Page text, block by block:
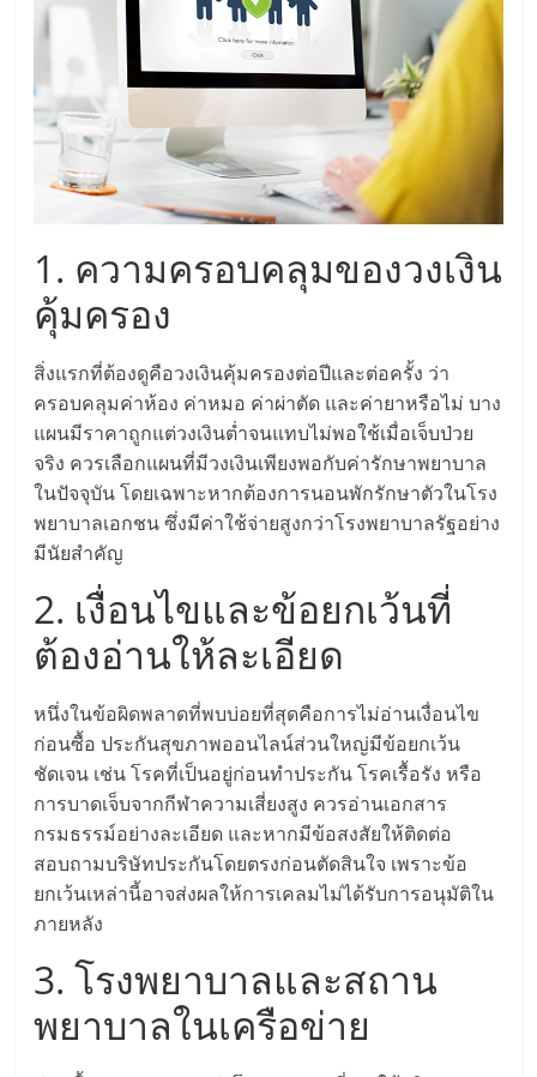
ไชส์,
ที่
ปรึกษา
แฟ
รน
ไชส์,
รวม
แฟ
รน
ไชส์
ขาย
แฟ
รน
ไชส์
แฟ
รน
1. ความครอบคลุมของวงเงิน
คุ้มครอง
สิ่งแรกที่ต้องดูคือวงเงินคุ้มครองต่อปีและต่อครั้ง ว่า
ครอบคลุมค่าห้อง ค่าหมอ ค่าผ่าตัด และค่ายาหรือไม่ บาง
แผนมีราคาถูกแต่วงเงินต่ำจนแทบไม่พอใช้เมื่อเจ็บป่วย
จริง ควรเลือกแผนที่มีวงเงินเพียงพอกับค่ารักษาพยาบาล
ในปัจจุบัน โดยเฉพาะหากต้องการนอนพักรักษาตัวในโรง
พยาบาลเอกชน ซึ่งมีค่าใช้จ่ายสูงกว่าโรงพยาบาลรัฐอย่าง
มีนัยสำคัญ
2. เงื่อนไขและข้อยกเว้นที่
ต้องอ่านให้ละเอียด
หนึ่งในข้อผิดพลาดที่พบบ่อยที่สุดคือการไม่อ่านเงื่อนไข
ก่อนซื้อ ประกันสุขภาพออนไลน์ส่วนใหญ่มีข้อยกเว้น
ชัดเจน เช่น โรคที่เป็นอยู่ก่อนทำประกัน โรคเรื้อรัง หรือ
การบาดเจ็บจากกีฬาความเสี่ยงสูง ควรอ่านเอกสาร
กรมธรรม์อย่างละเอียด และหากมีข้อสงสัยให้ติดต่อ
สอบถามบริษัทประกันโดยตรงก่อนตัดสินใจ เพราะข้อ
ยกเว้นเหล่านี้อาจส่งผลให้การเคลมไม่ได้รับการอนุมัติใน
ภายหลัง
3. โรงพยาบาลและสถาน
พยาบาลในเครือข่าย